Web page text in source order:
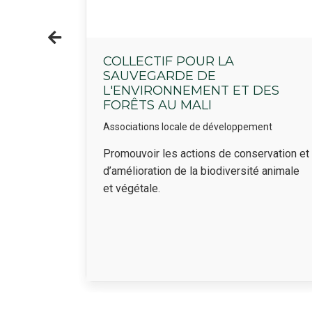
COLLECTIF POUR LA
SAUVEGARDE DE
L'ENVIRONNEMENT ET DES
FORÊTS AU MALI
Associations locale de développement
Résumé
Promouvoir les actions de conservation et
d’amélioration de la biodiversité animale
et végétale.